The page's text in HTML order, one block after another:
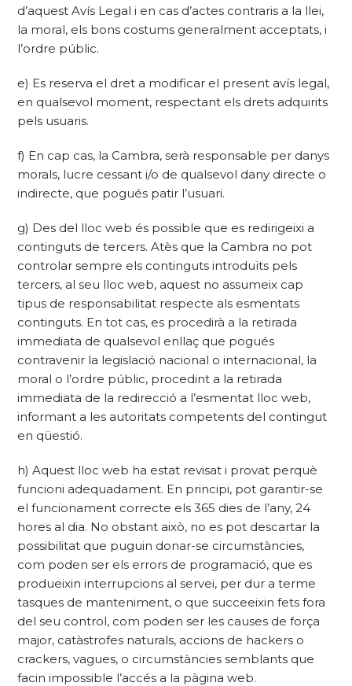
d’aquest Avís Legal i en cas d’actes contraris a la llei,
la moral, els bons costums generalment acceptats, i
l’ordre públic.
e) Es reserva el dret a modificar el present avís legal,
en qualsevol moment, respectant els drets adquirits
pels usuaris.
f) En cap cas, la Cambra, serà responsable per danys
morals, lucre cessant i/o de qualsevol dany directe o
indirecte, que pogués patir l’usuari.
g) Des del lloc web és possible que es redirigeixi a
continguts de tercers. Atès que la Cambra no pot
controlar sempre els continguts introduïts pels
tercers, al seu lloc web, aquest no assumeix cap
tipus de responsabilitat respecte als esmentats
continguts. En tot cas, es procedirà a la retirada
immediata de qualsevol enllaç que pogués
contravenir la legislació nacional o internacional, la
moral o l’ordre públic, procedint a la retirada
immediata de la redirecció a l’esmentat lloc web,
informant a les autoritats competents del contingut
en qüestió.
h) Aquest lloc web ha estat revisat i provat perquè
funcioni adequadament. En principi, pot garantir-se
el funcionament correcte els 365 dies de l’any, 24
hores al dia. No obstant això, no es pot descartar la
possibilitat que puguin donar-se circumstàncies,
com poden ser els errors de programació, que es
produeixin interrupcions al servei, per dur a terme
tasques de manteniment, o que succeeixin fets fora
del seu control, com poden ser les causes de força
major, catàstrofes naturals, accions de hackers o
crackers, vagues, o circumstàncies semblants que
facin impossible l’accés a la pàgina web.